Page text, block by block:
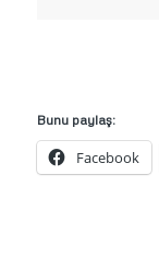
Bunu paylaş:
Facebook